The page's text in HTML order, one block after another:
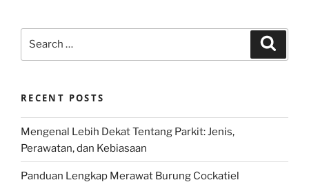
RECENT POSTS
Mengenal Lebih Dekat Tentang Parkit: Jenis,
Perawatan, dan Kebiasaan
Panduan Lengkap Merawat Burung Cockatiel